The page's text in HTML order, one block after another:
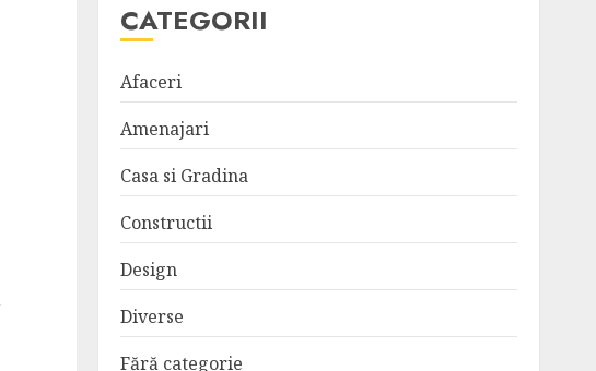
CATEGORII
Afaceri
Amenajari
Casa si Gradina
Constructii
Design
Diverse
Fără categorie